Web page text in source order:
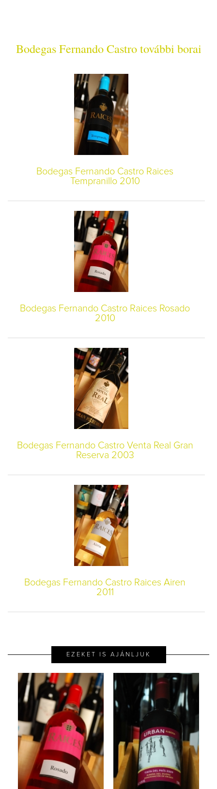
Bodegas Fernando Castro további borai
Bodegas Fernando Castro Raices
Tempranillo 2010
Bodegas Fernando Castro Raices Rosado
2010
Bodegas Fernando Castro Venta Real Gran
Reserva 2003
Bodegas Fernando Castro Raices Airen
2011
EZEKET IS AJÁNLJUK